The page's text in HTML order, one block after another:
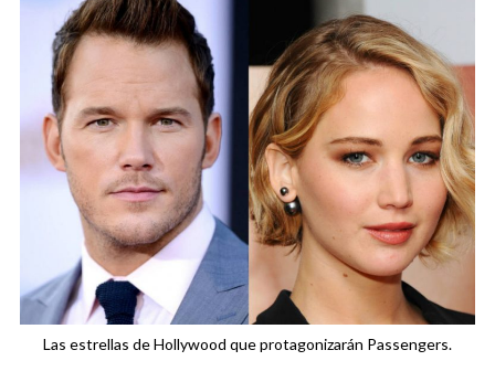
Las estrellas de Hollywood que protagonizarán Passengers.